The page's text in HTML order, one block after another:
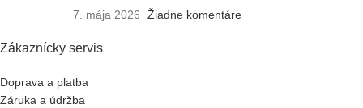
7. mája 2026
Žiadne komentáre
Zákaznícky servis
Doprava a platba
Záruka a údržba